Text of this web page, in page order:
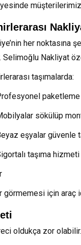
her noktasına
Selimoğlu Nakliyat
taşımalarda:
paketleme
sökülüp
eşyalar güvenle
taşıma
görmemesi için araç
oldukça zor